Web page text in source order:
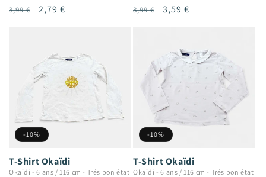
Prix
3,99 €
Prix
2,79 €
Prix
3,99 €
Prix
3,59 €
-10%
T-Shirt Okaïdi
Okaïdi -6 ans / 116 cm - Trés bon état
-10%
T-Shirt Okaïdi
Okaïdi -6 ans / 116 cm - Trés bon état